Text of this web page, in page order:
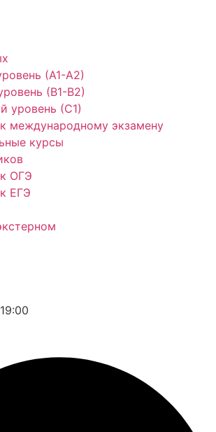
(А1-А2)
(В1-В2)
уровень (С1)
международному экзамену
курсы
ОГЭ
ЕГЭ